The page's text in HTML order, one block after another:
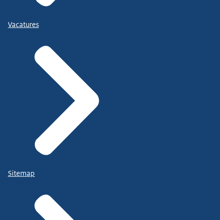
Vacatures
Sitemap